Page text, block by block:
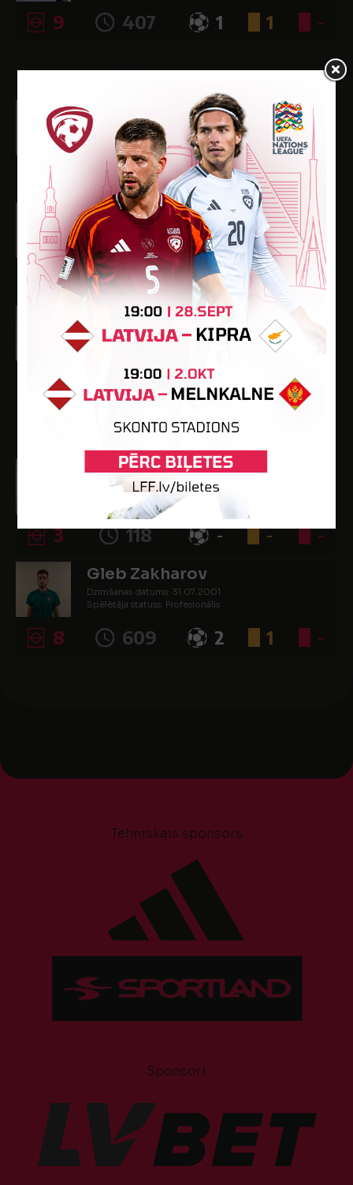
9 407 1 1 -
Svetoslavs Čugunovs
Dzimšanas datums: 10.01.2002.
Spēlētāja statuss: Profesionālis (FSS)
10 467 - -
Artūrs Ostapenko
Dzimšanas datums: 28.08.2003.
Spēlētāja statuss: Amatieris (FSS)
6 189 3 - -
Marks Smuļko
Dzimšanas datums: 26.03.1999.
- -
SPĒLĒTĀJI
Kirill Dubnikov
Dzimšanas datums: 08.04.1999.
Spēlētāja statuss: Profesionālis
3 118 - - -
Gleb Zakharov
Dzimšanas datums: 31.07.2001.
Spēlētāja statuss: Profesionālis
8 609 2 1 -
Tehniskais sponsors
Sponsori